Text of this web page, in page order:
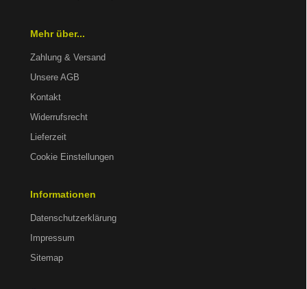
Mehr über...
Zahlung & Versand
Unsere AGB
Kontakt
Widerrufsrecht
Lieferzeit
Cookie Einstellungen
Informationen
Datenschutzerklärung
Impressum
Sitemap